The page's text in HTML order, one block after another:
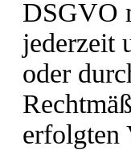
DSGVO
jederzeit
oder
erfolgten